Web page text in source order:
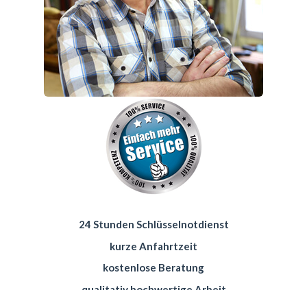
24 Stunden Schlüsselnotdienst
kurze Anfahrtzeit
kostenlose Beratung